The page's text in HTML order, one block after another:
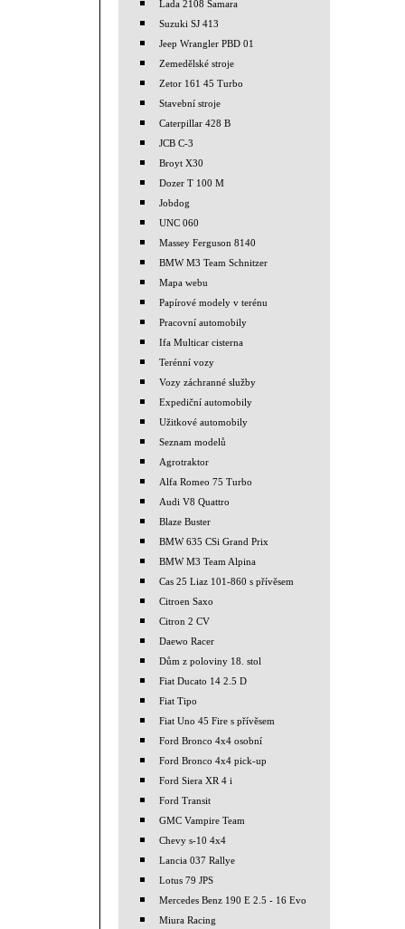
Lada 2108 Samara
Suzuki SJ 413
Jeep Wrangler PBD 01
Zemedělské stroje
Zetor 161 45 Turbo
Stavební stroje
Caterpillar 428 B
JCB C-3
Broyt X30
Dozer T 100 M
Jobdog
UNC 060
Massey Ferguson 8140
BMW M3 Team Schnitzer
Mapa webu
Papírové modely v terénu
Pracovní automobily
Ifa Multicar cisterna
Terénní vozy
Vozy záchranné služby
Expediční automobily
Užitkové automobily
Seznam modelů
Agrotraktor
Alfa Romeo 75 Turbo
Audi V8 Quattro
Blaze Buster
BMW 635 CSi Grand Prix
BMW M3 Team Alpina
Cas 25 Liaz 101-860 s přívěsem
Citroen Saxo
Citron 2 CV
Daewo Racer
Dům z poloviny 18. stol
Fiat Ducato 14 2.5 D
Fiat Tipo
Fiat Uno 45 Fire s přívěsem
Ford Bronco 4x4 osobní
Ford Bronco 4x4 pick-up
Ford Siera XR 4 i
Ford Transit
GMC Vampire Team
Chevy s-10 4x4
Lancia 037 Rallye
Lotus 79 JPS
Mercedes Benz 190 E 2.5 - 16 Evo
Miura Racing